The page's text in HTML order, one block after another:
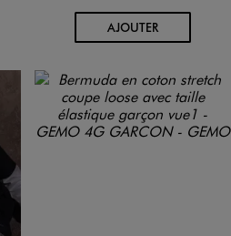
AJOUTERAU PANIER